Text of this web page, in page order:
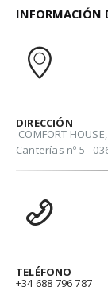
INFORMACIÓN
DIRECCIÓN
COMFORT
Canterías nº 5 -
TELÉFONO
+34 688 796 787